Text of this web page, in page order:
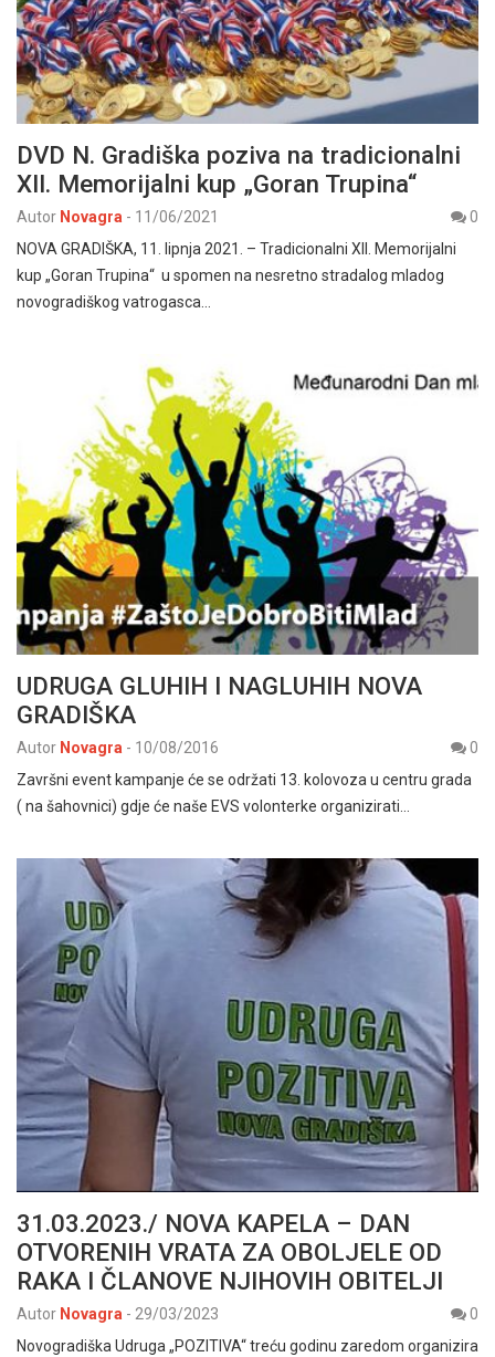
DVD N. Gradiška poziva na tradicionalni
XII. Memorijalni kup „Goran Trupina“
Autor Novagra - 11/06/2021
0
NOVA GRADIŠKA, 11. lipnja 2021. – Tradicionalni XII. Memorijalni
kup „Goran Trupina“ u spomen na nesretno stradalog mladog
novogradiškog vatrogasca…
UDRUGA GLUHIH I NAGLUHIH NOVA
GRADIŠKA
Autor Novagra - 10/08/2016
0
Završni event kampanje će se održati 13. kolovoza u centru grada
( na šahovnici) gdje će naše EVS volonterke organizirati…
31.03.2023./ NOVA KAPELA – DAN
OTVORENIH VRATA ZA OBOLJELE OD
RAKA I ČLANOVE NJIHOVIH OBITELJI
Autor Novagra - 29/03/2023
0
Novogradiška Udruga „POZITIVA“ treću godinu zaredom organizira